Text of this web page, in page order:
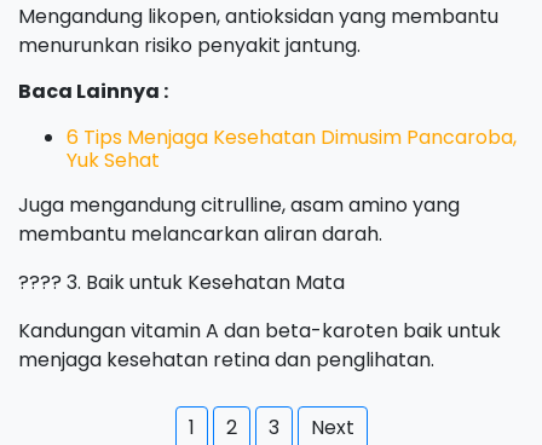
Mengandung likopen, antioksidan yang membantu
menurunkan risiko penyakit jantung.
Baca Lainnya :
6 Tips Menjaga Kesehatan Dimusim Pancaroba,
Yuk Sehat
Juga mengandung citrulline, asam amino yang
membantu melancarkan aliran darah.
????️ 3. Baik untuk Kesehatan Mata
Kandungan vitamin A dan beta-karoten baik untuk
menjaga kesehatan retina dan penglihatan.
1 2 3 Next